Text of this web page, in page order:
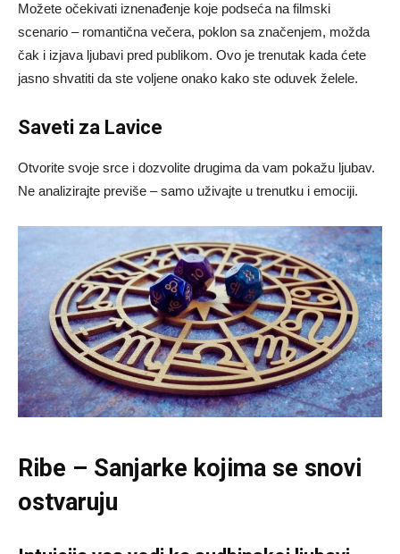
Možete očekivati iznenađenje koje podseća na filmski
scenario – romantična večera, poklon sa značenjem, možda
čak i izjava ljubavi pred publikom. Ovo je trenutak kada ćete
jasno shvatiti da ste voljene onako kako ste oduvek želele.
Saveti za Lavice
Otvorite svoje srce i dozvolite drugima da vam pokažu ljubav.
Ne analizirajte previše – samo uživajte u trenutku i emociji.
Ribe – Sanjarke kojima se snovi
ostvaruju